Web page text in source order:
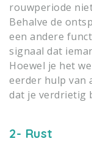
rouwperiode
Behalve de
een andere
signaal dat
Hoewel je het
eerder hulp van
dat je verdrietig
2- Rust